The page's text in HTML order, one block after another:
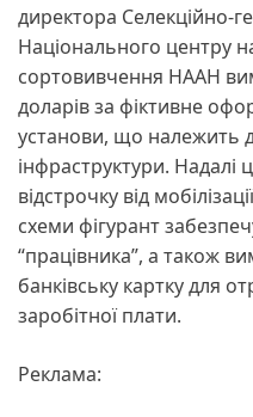
директора Селекційно-
Національного центру
сортовивчення НААН
доларів за фіктивне
установи, що належить
інфраструктури.
відстрочку від
схеми фігурант
“працівника”, а також
банківську картку для
заробітної плати.
Реклама: